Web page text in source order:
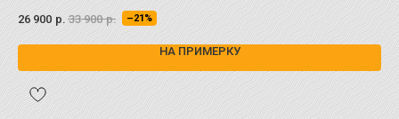
универсальность в каждой детали.
26 900 р. 33 900 р. –21%
НА ПРИМЕРКУ